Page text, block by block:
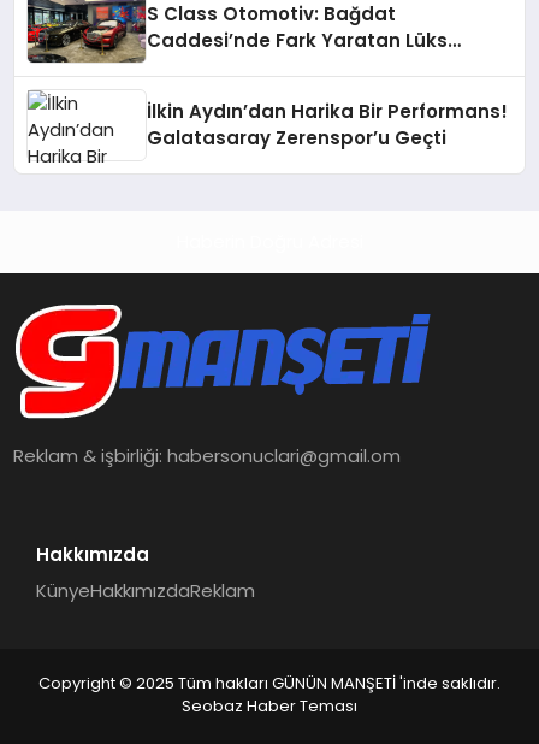
S Class Otomotiv: Bağdat
Caddesi’nde Fark Yaratan Lüks
İlkin Aydın’dan Harika Bir Performans!
Galatasaray Zerenspor’u Geçti
Reklam & işbirliği:habersonuclari@gmail.om
Hakkımızda
KünyeHakkımızdaReklam
Copyright © 2025 Tüm hakları GÜNÜN MANŞETİ 'inde saklıdır.
Seobaz Haber Teması